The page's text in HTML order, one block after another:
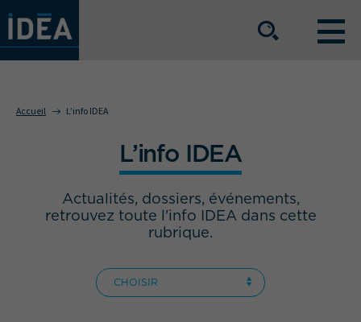
Nos implantations
NOS SECTEURS D'ACTIVITÉ
Accueil L’info IDEA
L’info IDEA
Actualités, dossiers, événements,
retrouvez toute l'info IDEA dans cette
rubrique.
CHOISIR